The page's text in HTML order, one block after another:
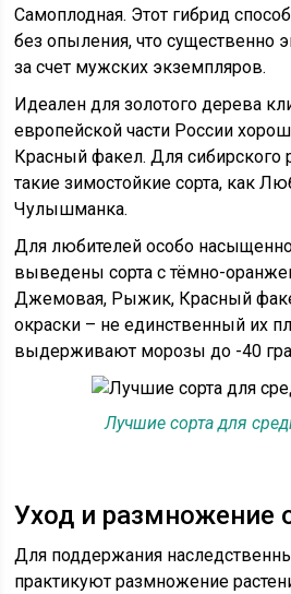
Самоплодная. Этот гибрид
без опыления, что существенно
за счет мужских экземпляров.
Идеален для золотого дерева
европейской части России
Красный факел. Для сибирского
такие зимостойкие сорта, как
Чулышманка.
Для любителей особо
выведены сорта с тёмно-
Джемовая, Рыжик, Красный
окраски – не единственный их
выдерживают морозы до -40
Лучшие сорта для
Уход и размножение
Для поддержания
практикуют размножение